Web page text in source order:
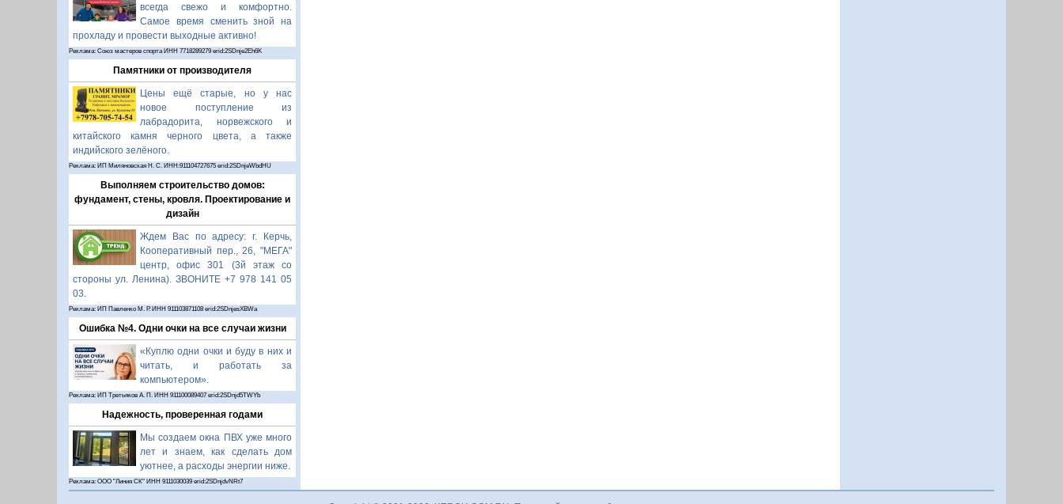
всегда свежо и комфортно.
Самое время сменить зной на
прохладу и провести выходные активно!
Реклама: Союз мастеров спорта ИНН 7718289279 erid:2SDnje2Eh6K
Памятники от производителя
Цены ещё старые, но у нас
новое поступление из
лабрадорита, норвежского и
китайского камня черного цвета, а также
индийского зелёного.
Реклама: ИП Миляновская Н. С. ИНН:911104727675 erid:2SDnjeWbdHU
Выполняем строительство домов:
фундамент, стены, кровля. Проектирование и
дизайн
Ждем Вас по адресу: г. Керчь,
Кооперативный пер., 26, "МЕГА"
центр, офис 301 (3й этаж со
стороны ул. Ленина). ЗВОНИТЕ +7 978 141 05
03.
Реклама: ИП Павленко М. Р. ИНН 911103871108 erid:2SDnjesXBWa
Ошибка №4. Одни очки на все случаи жизни
«Куплю одни очки и буду в них и
читать, и работать за
компьютером».
Реклама: ИП Третьяков А. П. ИНН 911100089407 erid:2SDnjd5TWYb
Надежность, проверенная годами
Мы создаем окна ПВХ уже много
лет и знаем, как сделать дом
уютнее, а расходы энергии ниже.
Реклама: ООО "Линия СК" ИНН 9111030039 erid:2SDnjdvNRt7